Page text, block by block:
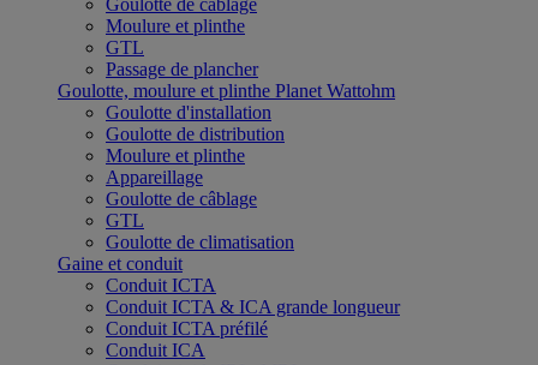
Goulotte de câblage
Moulure et plinthe
GTL
Passage de plancher
Goulotte, moulure et plinthe Planet Wattohm
Goulotte d'installation
Goulotte de distribution
Moulure et plinthe
Appareillage
Goulotte de câblage
GTL
Goulotte de climatisation
Gaine et conduit
Conduit ICTA
Conduit ICTA & ICA grande longueur
Conduit ICTA préfilé
Conduit ICA